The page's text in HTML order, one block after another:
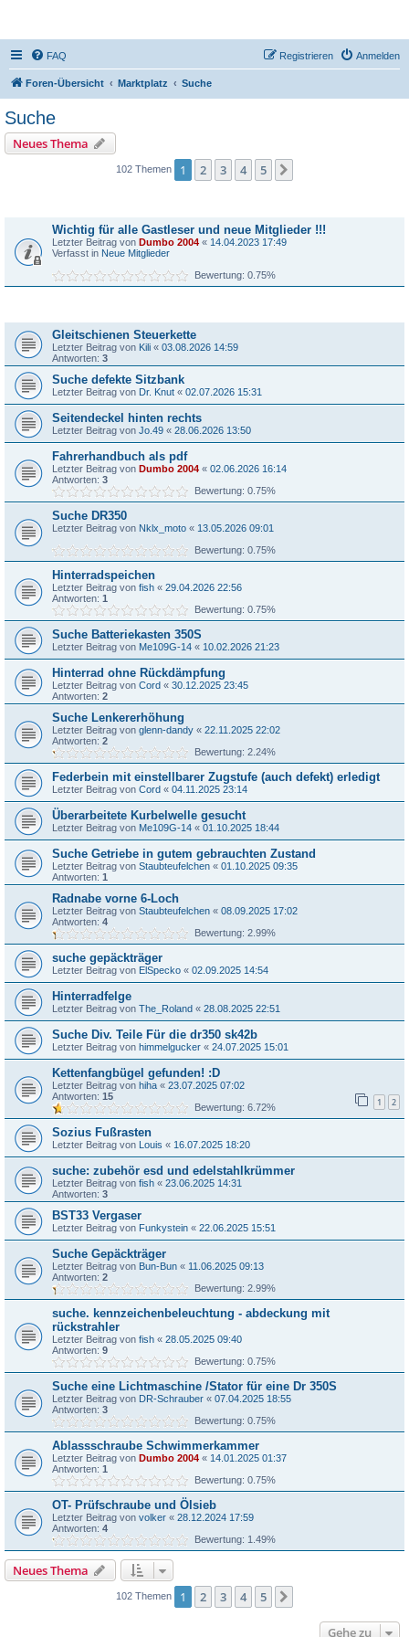
FAQ Anmelden
Registrieren
Foren-Übersicht Marktplatz Suche
Suche
Neues Thema
102 Themen 1 2 3 4 5
Wichtig für alle Gastleser und neue Mitglieder !!!
Letzter Beitrag von Dumbo 2004 « 14.04.2023 17:49
Verfasst in Neue Mitglieder
Bewertung: 0.75%
Gleitschienen Steuerkette
Letzter Beitrag von Kili « 03.08.2026 14:59
Antworten: 3
Suche defekte Sitzbank
Letzter Beitrag von Dr. Knut « 02.07.2026 15:31
Seitendeckel hinten rechts
Letzter Beitrag von Jo.49 « 28.06.2026 13:50
Fahrerhandbuch als pdf
Letzter Beitrag von Dumbo 2004 « 02.06.2026 16:14
Antworten: 3
Bewertung: 0.75%
Suche DR350
Letzter Beitrag von Nklx_moto « 13.05.2026 09:01
Bewertung: 0.75%
Hinterradspeichen
Letzter Beitrag von fish « 29.04.2026 22:56
Antworten: 1
Bewertung: 0.75%
Suche Batteriekasten 350S
Letzter Beitrag von Me109G-14 « 10.02.2026 21:23
Hinterrad ohne Rückdämpfung
Letzter Beitrag von Cord « 30.12.2025 23:45
Antworten: 2
Suche Lenkererhöhung
Letzter Beitrag von glenn-dandy « 22.11.2025 22:02
Antworten: 2
Bewertung: 2.24%
Federbein mit einstellbarer Zugstufe (auch defekt) erledigt
Letzter Beitrag von Cord « 04.11.2025 23:14
Überarbeitete Kurbelwelle gesucht
Letzter Beitrag von Me109G-14 « 01.10.2025 18:44
Suche Getriebe in gutem gebrauchten Zustand
Letzter Beitrag von Staubteufelchen « 01.10.2025 09:35
Antworten: 1
Radnabe vorne 6-Loch
Letzter Beitrag von Staubteufelchen « 08.09.2025 17:02
Antworten: 4
Bewertung: 2.99%
suche gepäckträger
Letzter Beitrag von ElSpecko « 02.09.2025 14:54
Hinterradfelge
Letzter Beitrag von The_Roland « 28.08.2025 22:51
Suche Div. Teile Für die dr350 sk42b
Letzter Beitrag von himmelgucker « 24.07.2025 15:01
Kettenfangbügel gefunden! :D
Letzter Beitrag von hiha « 23.07.2025 07:02
Antworten: 15 1 2
Bewertung: 6.72%
Sozius Fußrasten
Letzter Beitrag von Louis « 16.07.2025 18:20
suche: zubehör esd und edelstahlkrümmer
Letzter Beitrag von fish « 23.06.2025 14:31
Antworten: 3
BST33 Vergaser
Letzter Beitrag von Funkystein « 22.06.2025 15:51
Suche Gepäckträger
Letzter Beitrag von Bun-Bun « 11.06.2025 09:13
Antworten: 2
Bewertung: 2.99%
suche. kennzeichenbeleuchtung - abdeckung mit
rückstrahler
Letzter Beitrag von fish « 28.05.2025 09:40
Antworten: 9
Bewertung: 0.75%
Suche eine Lichtmaschine /Stator für eine Dr 350S
Letzter Beitrag von DR-Schrauber « 07.04.2025 18:55
Antworten: 3
Bewertung: 0.75%
Ablassschraube Schwimmerkammer
Letzter Beitrag von Dumbo 2004 « 14.01.2025 01:37
Antworten: 1
Bewertung: 0.75%
OT- Prüfschraube und Ölsieb
Letzter Beitrag von volker « 28.12.2024 17:59
Antworten: 4
Bewertung: 1.49%
Neues Thema
102 Themen 1 2 3 4 5
Gehe zu